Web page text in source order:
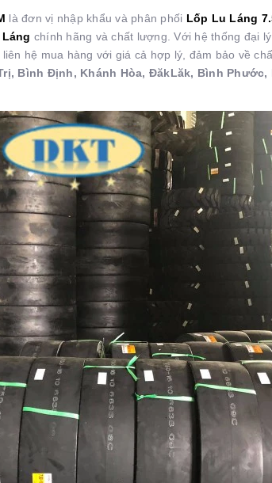
là đơn vị nhập khẩu và phân phối Lốp Lu Láng
chính hãng và chất lượng. Với hệ thống đại
hệ mua hàng với giá cả hợp lý, đảm bảo về
Bình Định, Khánh Hòa, ĐăkLăk, Bình